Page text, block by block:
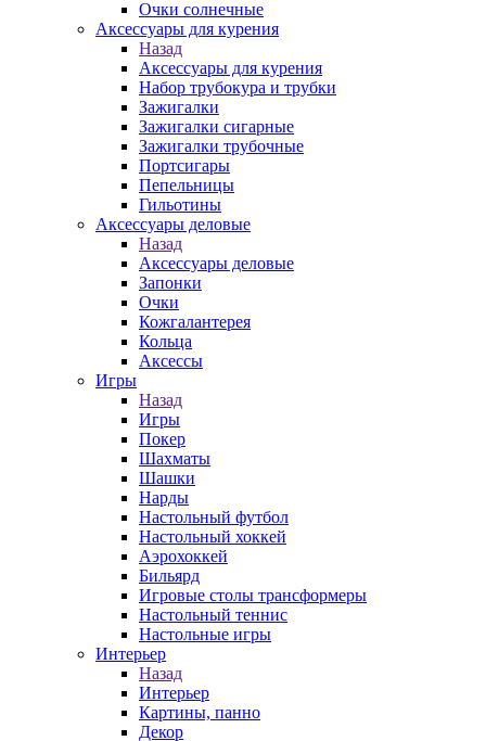
Очки солнечные
Аксессуары для курения
Назад
Аксессуары для курения
Набор трубокура и трубки
Зажигалки
Зажигалки сигарные
Зажигалки трубочные
Портсигары
Пепельницы
Гильотины
Аксессуары деловые
Назад
Аксессуары деловые
Запонки
Очки
Кожгалантерея
Кольца
Аксессы
Игры
Назад
Игры
Покер
Шахматы
Шашки
Нарды
Настольный футбол
Настольный хоккей
Аэрохоккей
Бильярд
Игровые столы трансформеры
Настольный теннис
Настольные игры
Интерьер
Назад
Интерьер
Картины, панно
Декор